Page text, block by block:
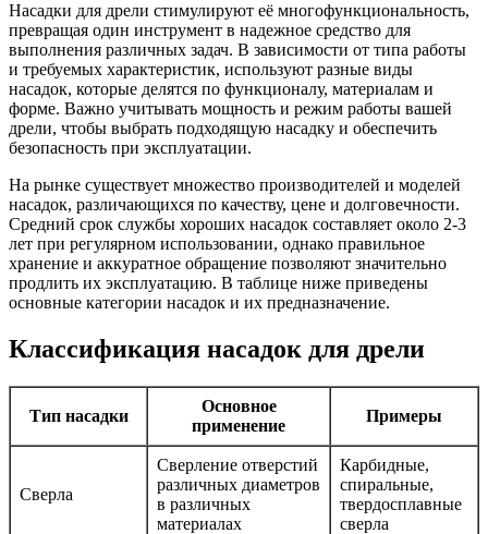
Насадки для дрели стимулируют её многофункциональность,
превращая один инструмент в надежное средство для
выполнения различных задач. В зависимости от типа работы
и требуемых характеристик, используют разные виды
насадок, которые делятся по функционалу, материалам и
форме. Важно учитывать мощность и режим работы вашей
дрели, чтобы выбрать подходящую насадку и обеспечить
безопасность при эксплуатации.
На рынке существует множество производителей и моделей
насадок, различающихся по качеству, цене и долговечности.
Средний срок службы хороших насадок составляет около 2-3
лет при регулярном использовании, однако правильное
хранение и аккуратное обращение позволяют значительно
продлить их эксплуатацию. В таблице ниже приведены
основные категории насадок и их предназначение.
Классификация насадок для дрели
Тип насадки
Основное
применение
Примеры
Сверла
Сверление отверстий
различных диаметров
в различных
материалах
Карбидные,
спиральные,
твердосплавные
сверла